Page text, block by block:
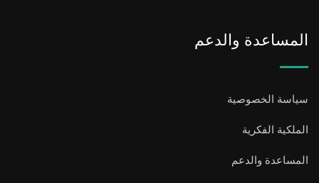
المساعدة والدعم
سياسة الخصوصية
الملكية الفكرية
المساعدة والدعم